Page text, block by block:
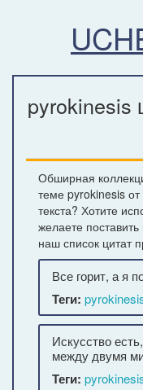
pyrokinesis
Обширная
теме pyrokinesis
текста? Хотите
желаете поставить
наш список цитат
Все горит, а я
Теги:
Искусство
между двумя
Теги: